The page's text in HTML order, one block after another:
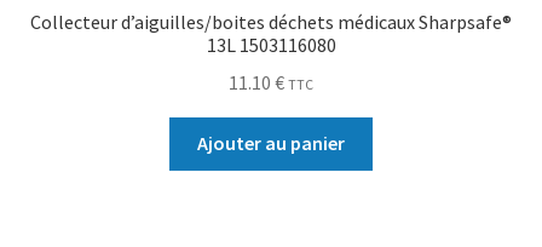
Collecteur d’aiguilles/boites déchets médicaux Sharpsafe®
13L 1503116080
11.10 € TTC
Ajouter au panier